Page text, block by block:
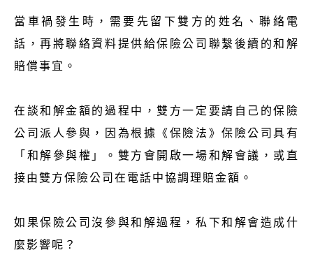
當車禍發生時，需要先留下雙方的姓名、聯絡電
話，再將聯絡資料提供給保險公司聯繫後續的和解
賠償事宜。
在談和解金額的過程中，雙方一定要請自己的保險
公司派人參與，因為根據《保險法》保險公司具有
「和解參與權」。雙方會開啟一場和解會議，或直
接由雙方保險公司在電話中協調理賠金額。
如果保險公司沒參與和解過程，私下和解會造成什
麼影響呢？